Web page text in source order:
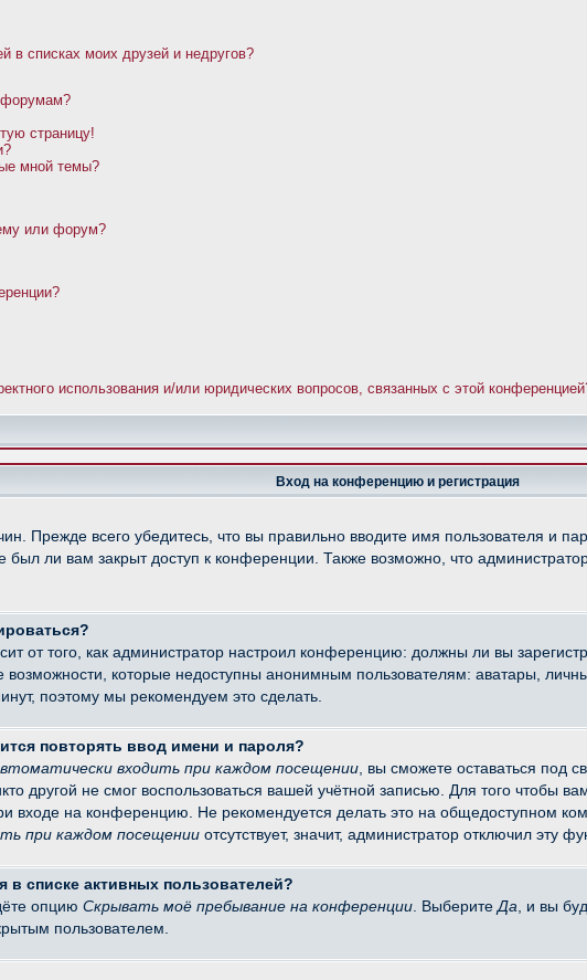
в списках моих друзей и недругов?
форумам?
страницу!
мной темы?
или форум?
использования и/или юридических вопросов, связанных с этой
Вход на конференцию и регистрация
Прежде всего убедитесь, что вы правильно вводите имя пользователя и
был ли вам закрыт доступ к конференции. Также возможно, что
от того, как администратор настроил конференцию: должны ли вы
возможности, которые недоступны анонимным пользователям: аватары,
поэтому мы рекомендуем это сделать.
повторять ввод имени и пароля?
входить при каждом посещении , вы сможете оставаться под
другой не смог воспользоваться вашей учётной записью. Для того чтобы
входе на конференцию. Не рекомендуется делать это на общедоступном
при каждом посещении отсутствует, значит, администратор отключил эту
в списке активных пользователей?
опцию Скрывать моё пребывание на конференции . Выберите Да , и вы
пользователем.